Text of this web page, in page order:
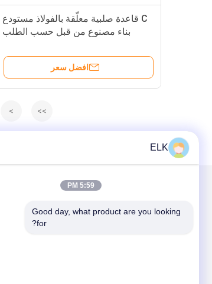
C قاعدة صلبية معلّقة بالفولاذ مستودع
بناء مصنوع من قبل حسب الطلب
افضل سعر
> >>
ELK
5:59 PM
Good day, what product are you looking
for?